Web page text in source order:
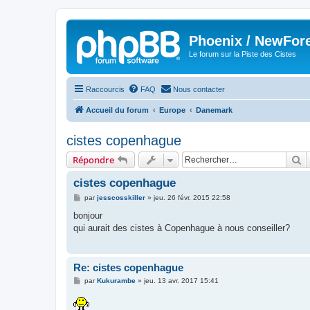
Phoenix /
Le forum sur la Piste des Cistes
Raccourcis FAQ Nous contacter
Accueil du forum Europe Danemark
cistes copenhague
Répondre
cistes copenhague
M
s
a
parjesscosskiller» jeu. 26 févr. 2015 22:58
bonjour
qui aurait des cistes à Copenhague à nous conseiller?
Re: cistes copenhague
M
s
s
parKukurambe» jeu. 13 avr. 2017 15:41